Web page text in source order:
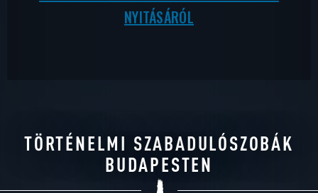
NYITÁSÁRÓL
TÖRTÉNELMI SZABADULÓSZOBÁK
BUDAPESTEN